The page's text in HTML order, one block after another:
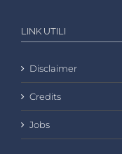
LINK UTILI
Disclaimer
Credits
Jobs